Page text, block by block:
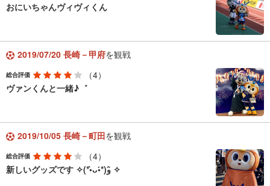
おにいちゃんヴィヴィくん
2019/07/20 長崎－甲府を観戦
総合評価
（4）
ヴァンくんと一緒♪゛
2019/10/05 長崎－町田を観戦
総合評価
（4）
新しいグッズです‎⁦‪ ✧(*•̀ᴗ•́*)و ̑̑✧